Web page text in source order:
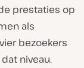
prestaties op
als
bezoekers
niveau.